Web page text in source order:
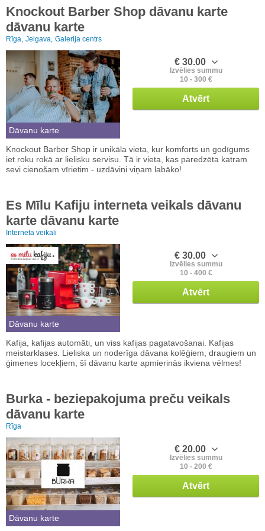
Knockout Barber Shop dāvanu karte
dāvanu karte
Rīga, Jelgava, Galerija centrs
Dāvanu karte
€ 30.00
Izvēlies summu
10 - 300 €
Atvērt
Knockout Barber Shop ir unikāla vieta, kur komforts un godīgums
iet roku rokā ar lielisku servisu. Tā ir vieta, kas paredzēta katram
sevi cienošam vīrietim - uzdāvini viņam labāko!
Es Mīlu Kafiju interneta veikals dāvanu
karte dāvanu karte
Interneta veikali
Dāvanu karte
€ 30.00
Izvēlies summu
10 - 400 €
Atvērt
Kafija, kafijas automāti, un viss kafijas pagatavošanai. Kafijas
meistarklases. Lieliska un noderīga dāvana kolēģiem, draugiem un
ģimenes locekļiem, šī dāvanu karte apmierinās ikviena vēlmes!
Burka - beziepakojuma preču veikals
dāvanu karte
Rīga
Dāvanu karte
€ 20.00
Izvēlies summu
10 - 200 €
Atvērt